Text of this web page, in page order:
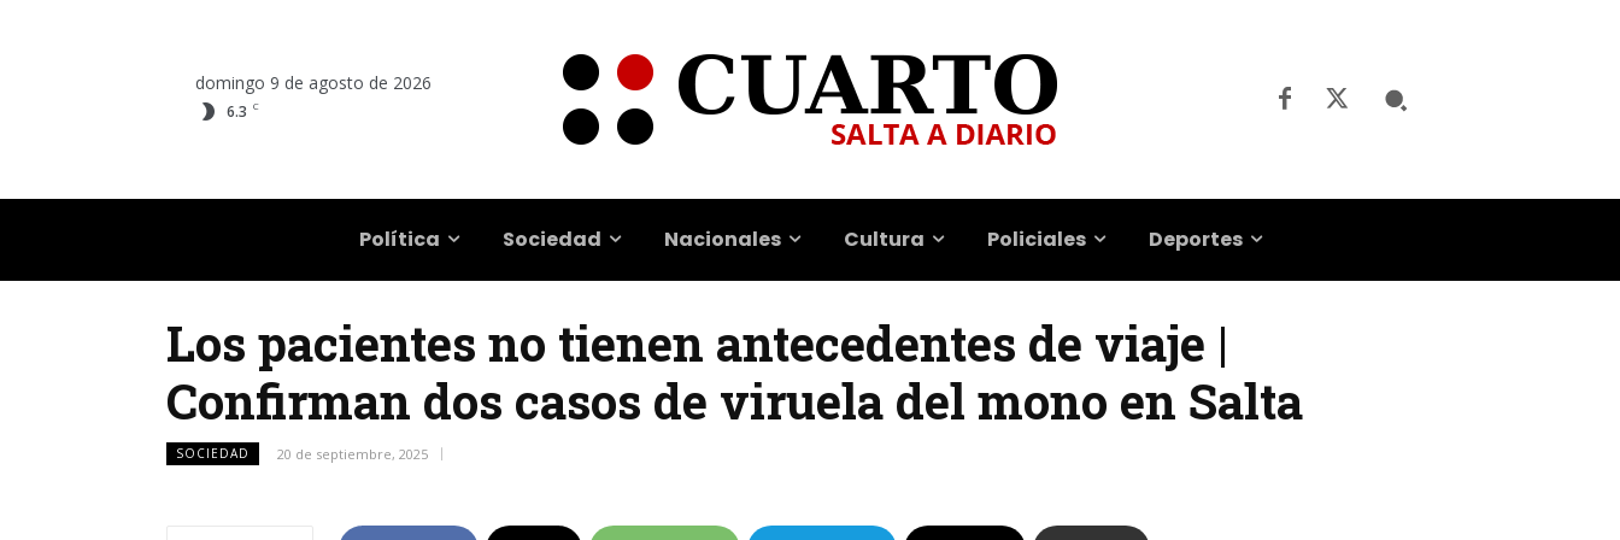
domingo 9 de agosto de 2026
6.3 C
Política Sociedad Nacionales Cultura Policiales Deportes
Los pacientes no tienen antecedentes de viaje |
Confirman dos casos de viruela del mono en Salta
SOCIEDAD 20 de septiembre, 2025